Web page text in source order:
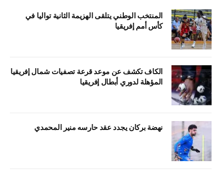
المنتخب الوطني يتلقى الهزيمة الثانية تواليا في
كأس أمم إفريقيا
الكاف تكشف عن موعد قرعة تصفيات شمال إفريقيا
المؤهلة لدوري أبطال إفريقيا
نهضة بركان يجدد عقد حارسه منير المحمدي